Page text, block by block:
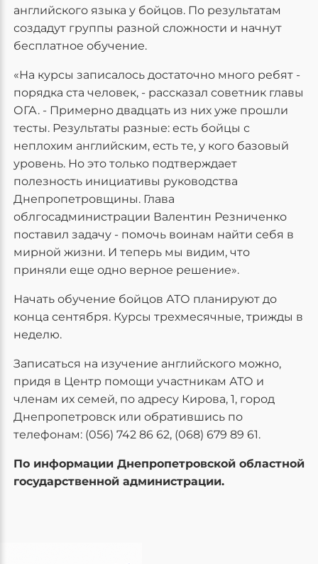
английского языка у бойцов. По результатам
создадут группы разной сложности и начнут
бесплатное обучение.
«На курсы записалось достаточно много ребят -
порядка ста человек, - рассказал советник главы
ОГА. - Примерно двадцать из них уже прошли
тесты. Результаты разные: есть бойцы с
неплохим английским, есть те, у кого базовый
уровень. Но это только подтверждает
полезность инициативы руководства
Днепропетровщины. Глава
облгосадминистрации Валентин Резниченко
поставил задачу - помочь воинам найти себя в
мирной жизни. И теперь мы видим, что
приняли еще одно верное решение».
Начать обучение бойцов АТО планируют до
конца сентября. Курсы трехмесячные, трижды в
неделю.
Записаться на изучение английского можно,
придя в Центр помощи участникам АТО и
членам их семей, по адресу Кирова, 1, город
Днепропетровск или обратившись по
телефонам: (056) 742 86 62, (068) 679 89 61.
По информации Днепропетровской областной
государственной администрации.